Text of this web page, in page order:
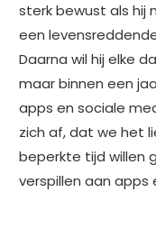
sterk bewust als hij
een
Daarna wil hij elke
maar binnen een
apps en sociale
zich af, dat we het
beperkte tijd willen
verspillen aan apps